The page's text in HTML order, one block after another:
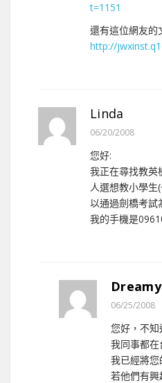
t=1151
還有這位網友的
http://
Linda
06/20/2008
您好:
我正在尋找教英
人選想教小學
以通過劍橋考試
我的手機是
Dreamy
06/25/2008
您好，不知
我同事都在
我已經將您
若他們有興